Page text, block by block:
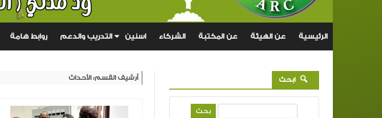
هذا
المحتوى
الرئيسية عن الهيئة عن المكتبة الشركاء اسنين التدريب والدعم
تدريب أونلاين
روابط هامة
أرشيف القسم:الأحداث ابحث